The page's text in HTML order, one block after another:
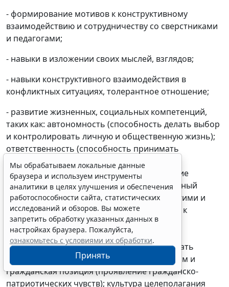
- формирование мотивов к конструктивному
взаимодействию и сотрудничеству со сверстниками
и педагогами;
- навыки в изложении своих мыслей, взглядов;
- навыки конструктивного взаимодействия в
конфликтных ситуациях, толерантное отношение;
- развитие жизненных, социальных компетенций,
таких как: автономность (способность делать выбор
и контролировать личную и общественную жизнь);
ответственность (способность принимать
ответственность за свои действия и их
последействия); мировоззрение (следование
социально значимым ценностям); социальный
интерес (способность интересоваться другими и
принимать участие в их жизни; готовность к
сотрудничеству и помощи даже при
неблагоприятных и затруднительных
обстоятельствах; склонность человека давать
другим больше, чем требовать); патриотизм и
гражданская позиция (проявление гражданско-
патриотических чувств); культура целеполагания
Мы обрабатываем локальные данные
браузера и используем инструменты
аналитики в целях улучшения и обеспечения
работоспособности сайта, статистических
исследований и обзоров. Вы можете
запретить обработку указанных данных в
настройках браузера. Пожалуйста,
ознакомьтесь с условиями их обработки.
Принять